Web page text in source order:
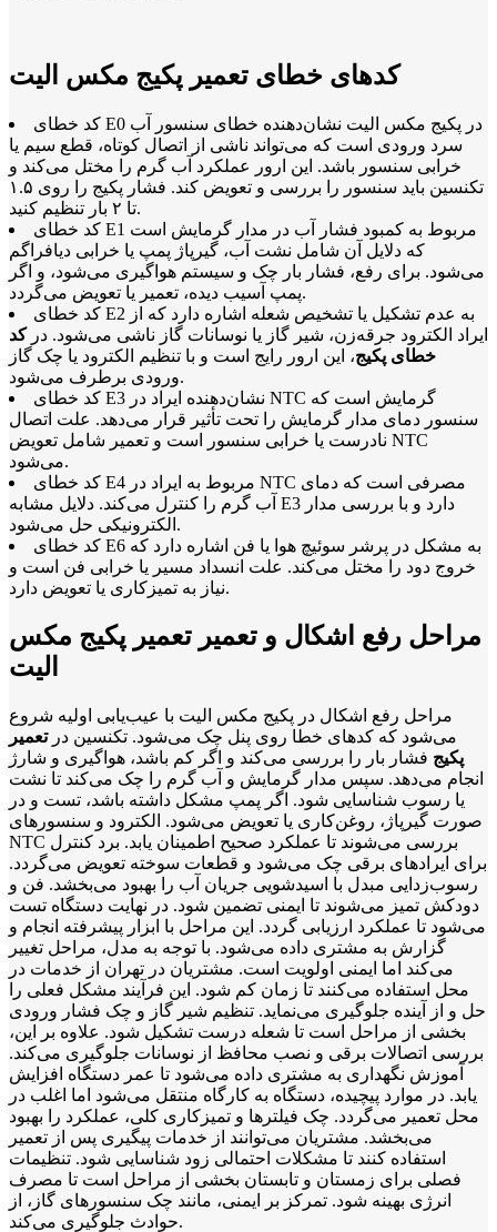
کدهای خطای تعمیر پکیج مکس الیت
کد خطای E0 در پکیج مکس الیت نشان‌دهنده خطای سنسور آب
سرد ورودی است که می‌تواند ناشی از اتصال کوتاه، قطع سیم یا
خرابی سنسور باشد. این ارور عملکرد آب گرم را مختل می‌کند و
تکنسین باید سنسور را بررسی و تعویض کند. فشار پکیج را روی ۱.۵
تا ۲ بار تنظیم کنید.
کد خطای E1 مربوط به کمبود فشار آب در مدار گرمایش است
که دلایل آن شامل نشت آب، گیرپاژ پمپ یا خرابی دیافراگم
می‌شود. برای رفع، فشار بار چک و سیستم هواگیری می‌شود، و اگر
پمپ آسیب دیده، تعمیر یا تعویض می‌گردد.
کد خطای E2 به عدم تشکیل یا تشخیص شعله اشاره دارد که از
ایراد الکترود جرقه‌زن، شیر گاز یا نوسانات گاز ناشی می‌شود. درکد
خطای پکیج، این ارور رایج است و با تنظیم الکترود یا چک گاز
ورودی برطرف می‌شود.
کد خطای E3 نشان‌دهنده ایراد در NTC گرمایش است که
سنسور دمای مدار گرمایش را تحت تأثیر قرار می‌دهد. علت اتصال
نادرست یا خرابی سنسور است و تعمیر شامل تعویض NTC
می‌شود.
کد خطای E4 مربوط به ایراد در NTC مصرفی است که دمای
آب گرم را کنترل می‌کند. دلایل مشابه E3 دارد و با بررسی مدار
الکترونیکی حل می‌شود.
کد خطای E6 به مشکل در پرشر سوئیچ هوا یا فن اشاره دارد که
خروج دود را مختل می‌کند. علت انسداد مسیر یا خرابی فن است و
نیاز به تمیزکاری یا تعویض دارد.
مراحل رفع اشکال و تعمیر تعمیر پکیج مکس
الیت
مراحل رفع اشکال در پکیج مکس الیت با عیب‌یابی اولیه شروع
می‌شود که کدهای خطا روی پنل چک می‌شود. تکنسین درتعمیر
پکیج فشار بار را بررسی می‌کند و اگر کم باشد، هواگیری و شارژ
انجام می‌دهد. سپس مدار گرمایش و آب گرم را چک می‌کند تا نشت
یا رسوب شناسایی شود. اگر پمپ مشکل داشته باشد، تست و در
صورت گیرپاژ، روغن‌کاری یا تعویض می‌شود. الکترود و سنسورهای
NTC بررسی می‌شوند تا عملکرد صحیح اطمینان یابد. برد کنترل
برای ایرادهای برقی چک می‌شود و قطعات سوخته تعویض می‌گردد.
رسوب‌زدایی مبدل با اسیدشویی جریان آب را بهبود می‌بخشد. فن و
دودکش تمیز می‌شوند تا ایمنی تضمین شود. در نهایت دستگاه تست
می‌شود تا عملکرد ارزیابی گردد. این مراحل با ابزار پیشرفته انجام و
گزارش به مشتری داده می‌شود. با توجه به مدل، مراحل تغییر
می‌کند اما ایمنی اولویت است. مشتریان در تهران از خدمات در
محل استفاده می‌کنند تا زمان کم شود. این فرآیند مشکل فعلی را
حل و از آینده جلوگیری می‌نماید. تنظیم شیر گاز و چک فشار ورودی
بخشی از مراحل است تا شعله درست تشکیل شود. علاوه بر این،
بررسی اتصالات برقی و نصب محافظ از نوسانات جلوگیری می‌کند.
آموزش نگهداری به مشتری داده می‌شود تا عمر دستگاه افزایش
یابد. در موارد پیچیده، دستگاه به کارگاه منتقل می‌شود اما اغلب در
محل تعمیر می‌گردد. چک فیلترها و تمیزکاری کلی، عملکرد را بهبود
می‌بخشد. مشتریان می‌توانند از خدمات پیگیری پس از تعمیر
استفاده کنند تا مشکلات احتمالی زود شناسایی شود. تنظیمات
فصلی برای زمستان و تابستان بخشی از مراحل است تا مصرف
انرژی بهینه شود. تمرکز بر ایمنی، مانند چک سنسورهای گاز، از
حوادث جلوگیری می‌کند.